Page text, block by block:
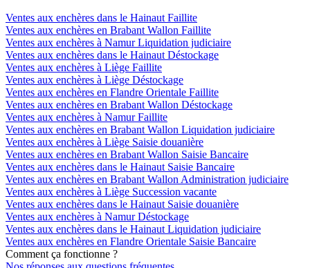
Ventes aux enchères dans le Hainaut Faillite
Ventes aux enchères en Brabant Wallon Faillite
Ventes aux enchères à Namur Liquidation judiciaire
Ventes aux enchères dans le Hainaut Déstockage
Ventes aux enchères à Liège Faillite
Ventes aux enchères à Liège Déstockage
Ventes aux enchères en Flandre Orientale Faillite
Ventes aux enchères en Brabant Wallon Déstockage
Ventes aux enchères à Namur Faillite
Ventes aux enchères en Brabant Wallon Liquidation judiciaire
Ventes aux enchères à Liège Saisie douanière
Ventes aux enchères en Brabant Wallon Saisie Bancaire
Ventes aux enchères dans le Hainaut Saisie Bancaire
Ventes aux enchères en Brabant Wallon Administration judiciaire
Ventes aux enchères à Liège Succession vacante
Ventes aux enchères dans le Hainaut Saisie douanière
Ventes aux enchères à Namur Déstockage
Ventes aux enchères dans le Hainaut Liquidation judiciaire
Ventes aux enchères en Flandre Orientale Saisie Bancaire
Comment ça fonctionne ?